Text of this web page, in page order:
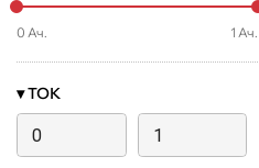
0 Ач. 1 Ач.
▾ТОК